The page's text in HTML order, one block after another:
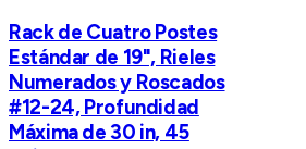
Rack de Cuatro Postes
Estándar de 19", Rieles
Numerados y Roscados
#12-24, Profundidad
Máxima de 30 in, 45